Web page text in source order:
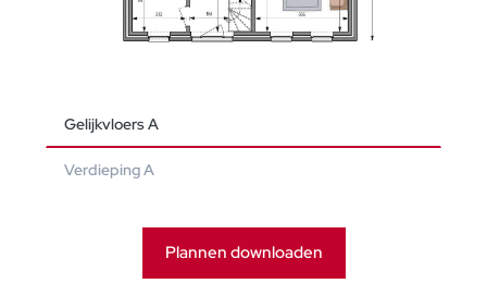
Gelijkvloers A
Verdieping A
Plannen downloaden